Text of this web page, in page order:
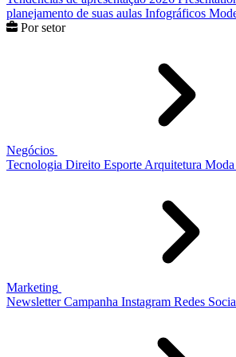
planejamento de suas aulas Infográficos
Por setor
Negócios
Tecnologia Direito Esporte Arquitetura Moda
Marketing
Newsletter Campanha Instagram Redes